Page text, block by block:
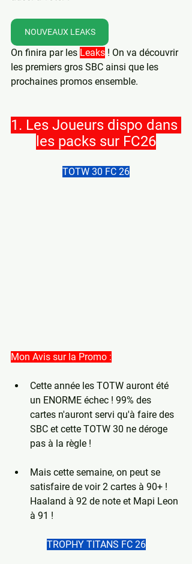
NOUVEAUX LEAKS
On finira par les Leaks ! On va découvrir
les premiers gros SBC ainsi que les
prochaines promos ensemble.
1. Les Joueurs dispo dans
les packs sur FC26
TOTW 30 FC 26
Mon Avis sur la Promo :
Cette année les TOTW auront été
un ENORME échec ! 99% des
cartes n'auront servi qu'à faire des
SBC et cette TOTW 30 ne déroge
pas à la règle !
Mais cette semaine, on peut se
satisfaire de voir 2 cartes à 90+ !
Haaland à 92 de note et Mapi Leon
à 91 !
TROPHY TITANS FC 26